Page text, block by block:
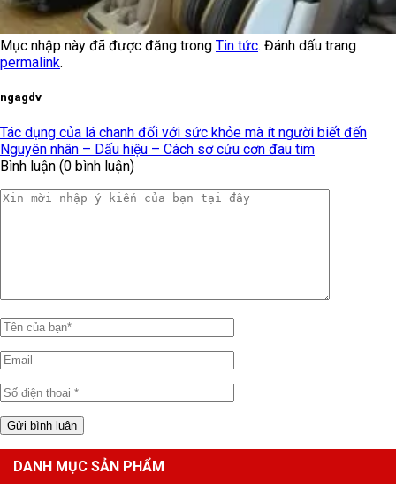
Mục nhập này đã được đăng trong Tin tức. Đánh dấu trang
permalink.
ngagdv
Tác dụng của lá chanh đối với sức khỏe mà ít người biết đến
Nguyên nhân – Dấu hiệu – Cách sơ cứu cơn đau tim
Bình luận (0 bình luận)
DANH MỤC SẢN PHẨM